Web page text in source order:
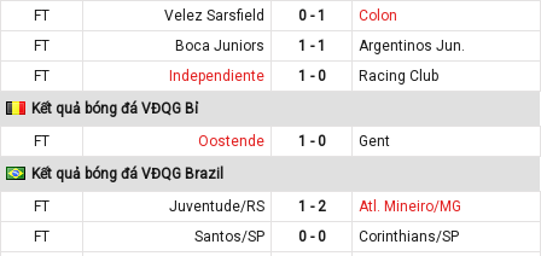
FT
Velez Sarsfield 0 - 1
Colon
FT
Boca Juniors 1 - 1
Argentinos Jun.
FT
Independiente 1 - 0
Racing Club
Kết quả bóng đá VĐQG Bỉ
FT
Oostende 1 - 0
Gent
Kết quả bóng đá VĐQG Brazil
FT
Juventude/RS 1 - 2
Atl. Mineiro/MG
FT
Santos/SP 0 - 0
Corinthians/SP